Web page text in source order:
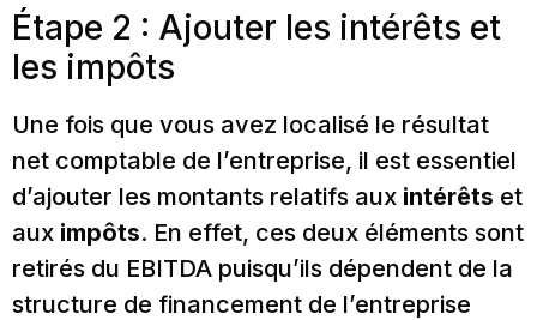
Étape 2 : Ajouter les intérêts et
les impôts
Une fois que vous avez localisé le résultat
net comptable de l’entreprise, il est essentiel
d’ajouter les montants relatifs aux intérêts et
aux impôts. En effet, ces deux éléments sont
retirés du EBITDA puisqu’ils dépendent de la
structure de financement de l’entreprise